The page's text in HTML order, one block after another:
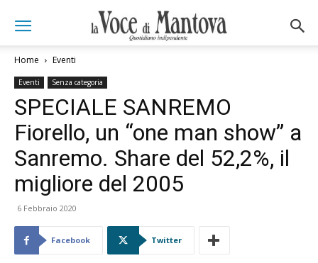
Home Eventi
Eventi Senza categoria
SPECIALE SANREMO
Fiorello, un “one man show” a
Sanremo. Share del 52,2%, il
migliore del 2005
6 Febbraio 2020
Facebook Twitter